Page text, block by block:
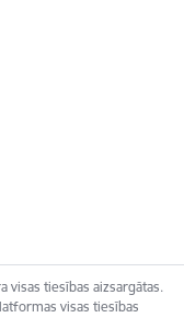
visas tiesības aizsargātas.
visas tiesības